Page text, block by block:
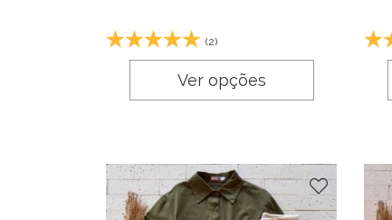
(2)
Ver opções